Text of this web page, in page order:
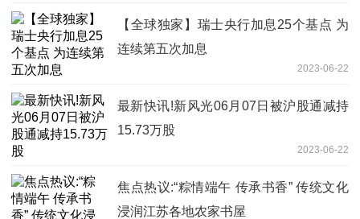
【全球独家】瑞士央行加息25个基点 为
连续第五次加息
2023-06-22
最新快讯!新风光06月07日被沪股通减持
15.73万股
2023-06-22
焦点热议:“粽情端午 传承书香” 传统文化
浸润江苏各地农家书屋